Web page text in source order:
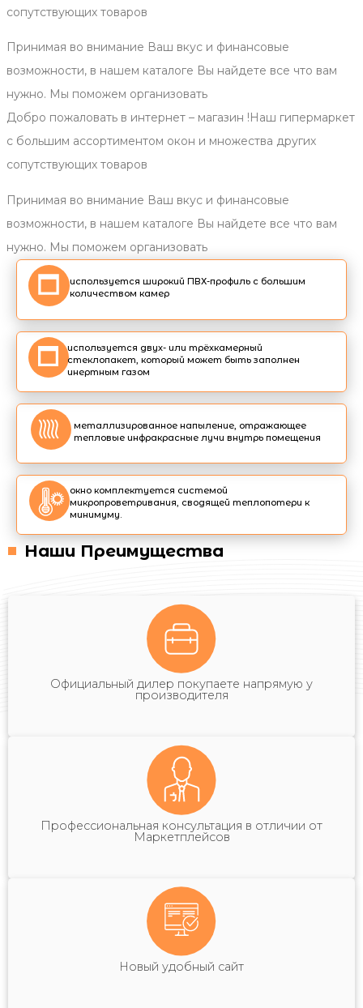
сопутствующих товаров
Принимая во внимание Ваш вкус и финансовые
возможности, в нашем каталоге Вы найдете все что вам
нужно. Мы поможем организовать
Добро пожаловать в интернет – магазин !Наш гипермаркет
с большим ассортиментом окон и множества других
сопутствующих товаров
Принимая во внимание Ваш вкус и финансовые
возможности, в нашем каталоге Вы найдете все что вам
нужно. Мы поможем организовать
используется широкий ПВХ-профиль с большим
количеством камер
используется двух- или трёхкамерный
стеклопакет, который может быть заполнен
инертным газом
металлизированное напыление, отражающее
тепловые инфракрасные лучи внутрь помещения
окно комплектуется системой
микропроветривания, сводящей теплопотери к
минимуму.
Наши Преимущества
Официальный дилер покупаете напрямую у
производителя
Профессиональная консультация в отличии от
Маркетплейсов
Новый удобный сайт